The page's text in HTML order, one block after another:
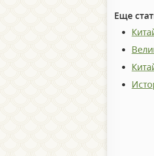
Еще